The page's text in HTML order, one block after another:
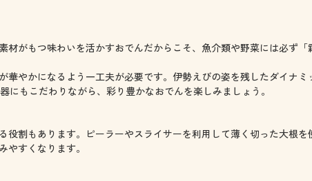
がもつ味わいを活かすおでんだからこそ、魚介類や野菜には必ず「
やかになるよう一工夫が必要です。伊勢えびの姿を残したダイナミ
もこだわりながら、彩り豊かなおでんを楽しみましょう。
割もあります。ピーラーやスライサーを利用して薄く切った大根を
すくなります。